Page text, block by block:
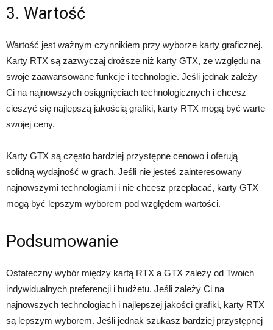
3. Wartość
Wartość jest ważnym czynnikiem przy wyborze karty graficznej.
Karty RTX są zazwyczaj droższe niż karty GTX, ze względu na
swoje zaawansowane funkcje i technologie. Jeśli jednak zależy
Ci na najnowszych osiągnięciach technologicznych i chcesz
cieszyć się najlepszą jakością grafiki, karty RTX mogą być warte
swojej ceny.
Karty GTX są często bardziej przystępne cenowo i oferują
solidną wydajność w grach. Jeśli nie jesteś zainteresowany
najnowszymi technologiami i nie chcesz przepłacać, karty GTX
mogą być lepszym wyborem pod względem wartości.
Podsumowanie
Ostateczny wybór między kartą RTX a GTX zależy od Twoich
indywidualnych preferencji i budżetu. Jeśli zależy Ci na
najnowszych technologiach i najlepszej jakości grafiki, karty RTX
są lepszym wyborem. Jeśli jednak szukasz bardziej przystępnej